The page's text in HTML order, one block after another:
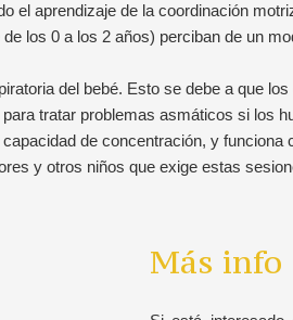
el aprendizaje de la coordinación
los 0 a los 2 años) perciban de un
del bebé. Esto se debe a que
tratar problemas asmáticos si los
de concentración, y
y otros niños que exige estas
Más info